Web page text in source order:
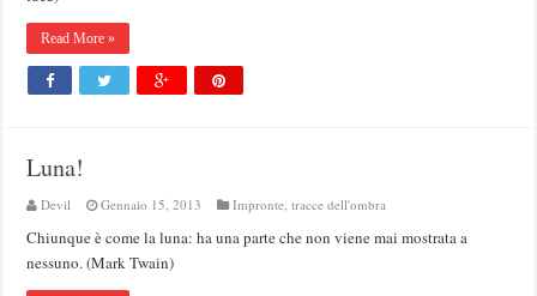
Read More »
Luna!
Devil Gennaio 15, 2013 Impronte, tracce dell'ombra
Chiunque è come la luna: ha una parte che non viene mai mostrata a
nessuno. (Mark Twain)